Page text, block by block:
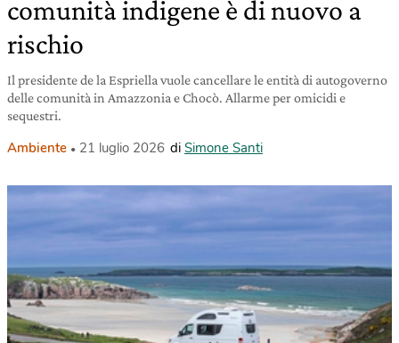
comunità indigene è di nuovo a
rischio
Il presidente de la Espriella vuole cancellare le entità di autogoverno
delle comunità in Amazzonia e Chocò. Allarme per omicidi e
sequestri.
Ambiente 21 luglio 2026 di Simone Santi